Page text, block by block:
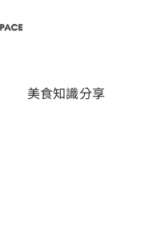
美食知識分享